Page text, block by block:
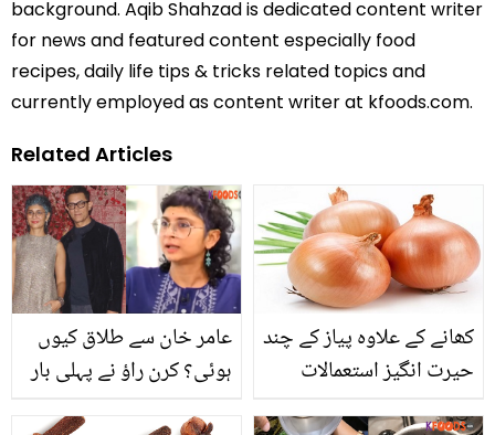
background. Aqib Shahzad is dedicated content writer
for news and featured content especially food
recipes, daily life tips & tricks related topics and
currently employed as content writer at kfoods.com.
Related Articles
عامر خان سے طلاق کیوں
ہوئی؟ کرن راؤ نے پہلی بار
کھانے کے علاوہ پیاز کے چند
حیرت انگیز استعمالات